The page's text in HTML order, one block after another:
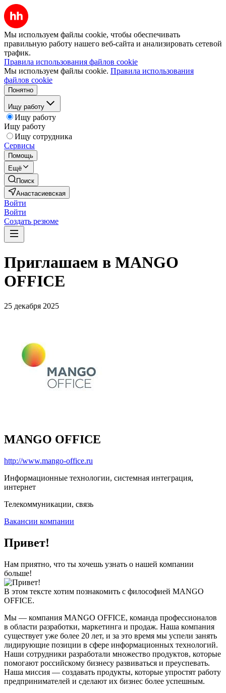
Мы используем файлы cookie, чтобы обеспечивать
правильную работу нашего веб-сайта и анализировать сетевой
трафик.
Правила использования файлов cookie
Мы используем файлы cookie. Правила использования
файлов cookie
Понятно
Ищу работу
Ищу работу
Ищу работу
Ищу сотрудника
Сервисы
Помощь
Ещё
Поиск
Анастасиевская
Войти
Войти
Создать резюме
Приглашаем в MANGO
OFFICE
25 декабря 2025
MANGO OFFICE
http://www.mango-office.ru
Информационные технологии, системная интеграция,
интернет
Телекоммуникации, связь
Вакансии компании
Привет!
Нам приятно, что ты хочешь узнать о нашей компании
больше!
В этом тексте хотим познакомить с философией MANGO
OFFICE.
Мы — компания MANGO OFFICE, команда профессионалов
в области разработки, маркетинга и продаж. Наша компания
существует уже более 20 лет, и за это время мы успели занять
лидирующие позиции в сфере информационных технологий.
Наши сотрудники разработали множество продуктов, которые
помогают российскому бизнесу развиваться и преуспевать.
Наша миссия — создавать продукты, которые упростят работу
предпринимателей и сделают их бизнес более успешным.